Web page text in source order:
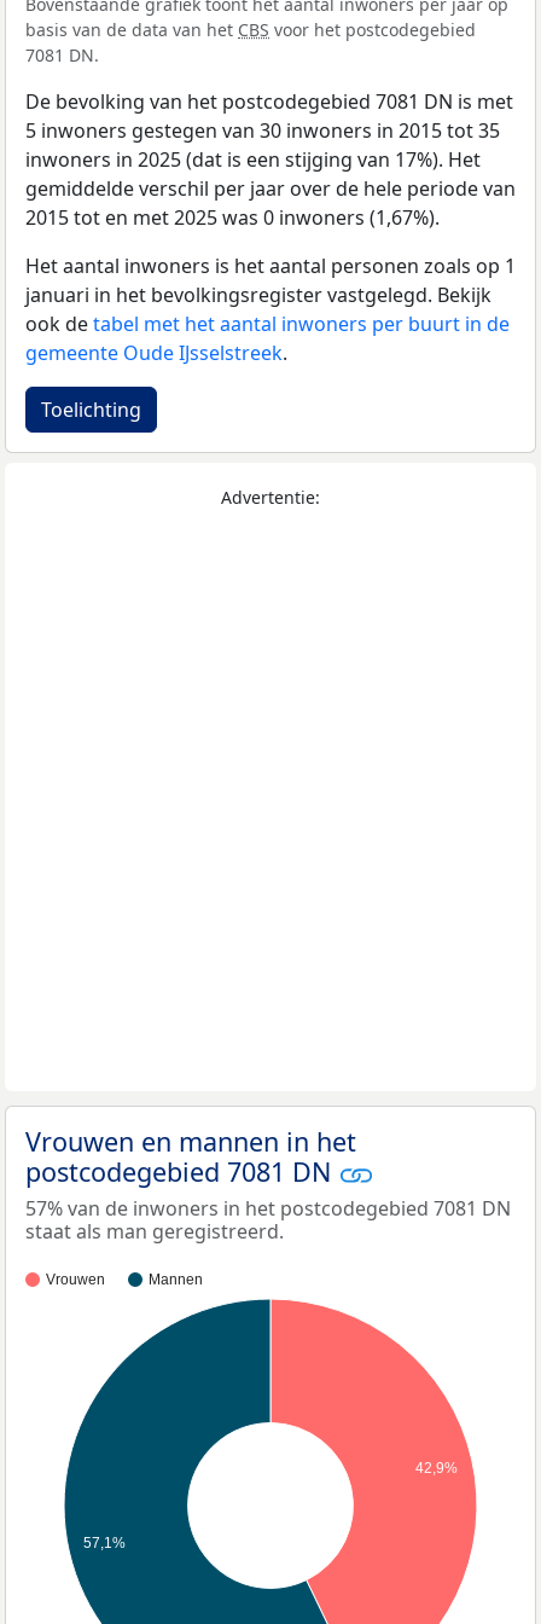
basis van de data van het CBS voor het postcodegebied
7081 DN.
De bevolking van het postcodegebied 7081 DN is met
5 inwoners gestegen van 30 inwoners in 2015 tot 35
inwoners in 2025 (dat is een stijging van 17%). Het
gemiddelde verschil per jaar over de hele periode van
2015 tot en met 2025 was 0 inwoners (1,67%).
Het aantal inwoners is het aantal personen zoals op 1
januari in het bevolkingsregister vastgelegd. Bekijk
ook detabel met het aantal inwoners per buurt in de
gemeente Oude IJsselstreek.
Toelichting
Advertentie:
Vrouwen en mannen in het
postcodegebied 7081 DN
57% van de inwoners in het postcodegebied 7081 DN
staat als man geregistreerd.
Vrouwen Mannen
42,9%
57,1%